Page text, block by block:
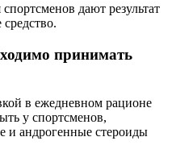
дают результат
принимать
в ежедневном рационе
у спортсменов,
и андрогенные стероиды